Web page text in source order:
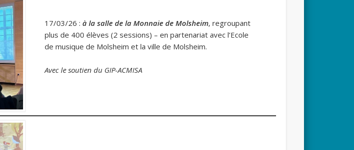
17/03/26 :à la salle de la Monnaie de Molsheim, regroupant
plus de 400 élèves (2 sessions) – en partenariat avec l’Ecole
de musique de Molsheim et la ville de Molsheim.
Avec le soutien du GIP-ACMISA